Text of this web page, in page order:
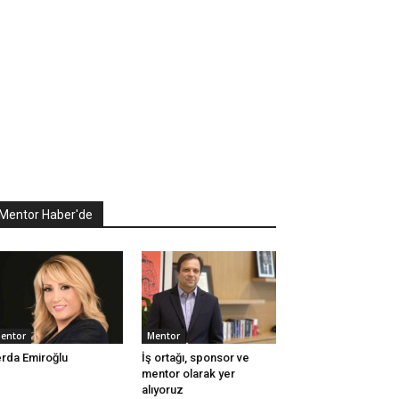
Haber'de
Emiroğlu
Mentor
İş ortağı, sponsor ve
mentor olarak yer
alıyoruz